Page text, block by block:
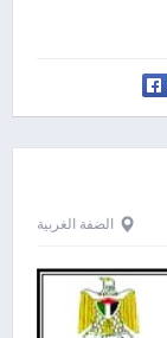
الضفة الغربية